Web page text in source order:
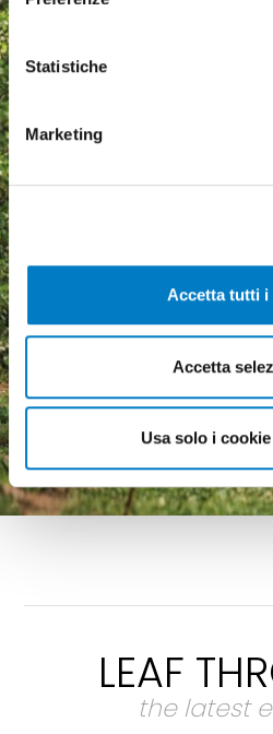
Statistiche
Marketing
Accetta tutti i
Accetta
Usa solo i
Agricultural
growing
economic
weighs heavily
LEAF
the latest